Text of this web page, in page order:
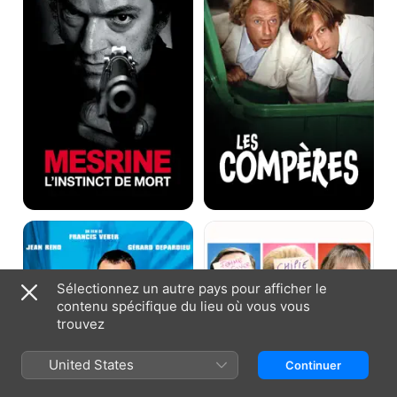
Tais-
toi
!
Sélectionnez un autre pays pour afficher le
contenu spécifique du lieu où vous vous
trouvez
United States Continuer